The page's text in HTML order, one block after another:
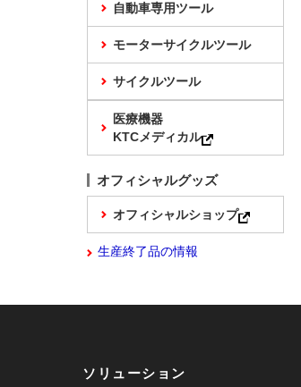
自動車専用ツール
モーターサイクルツール
サイクルツール
医療機器
KTCメディカル
オフィシャルグッズ
オフィシャルショップ
生産終了品の情報
ソリューション